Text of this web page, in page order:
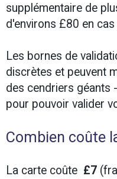
supplémentaire de
d'environs £80 en
Les bornes de
discrètes et peuvent
des cendriers géants
pour pouvoir valider
Combien coûte
La carte coûte £7